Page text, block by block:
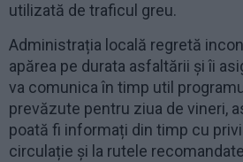
utilizată de traficul greu.
Administrația locală regretă
apărea pe durata asfaltării și îi
va comunica în timp util
prevăzute pentru ziua de vineri,
poată fi informați din timp cu
circulație și la rutele